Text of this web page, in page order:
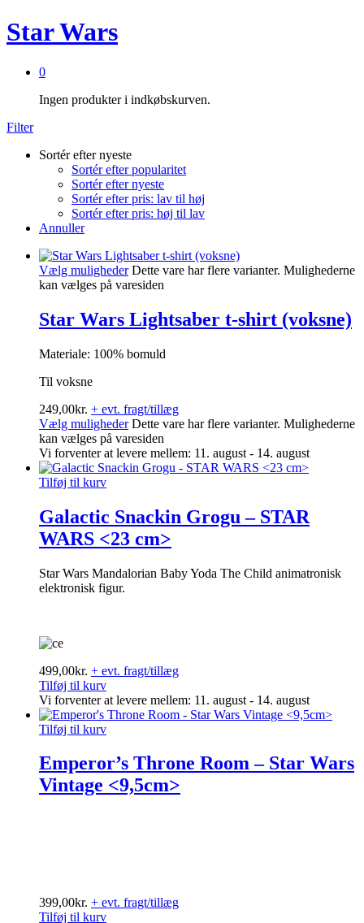
Star Wars
0
Ingen produkter i indkøbskurven.
Filter
Sortér efter nyeste
Sortér efter popularitet
Sortér efter nyeste
Sortér efter pris: lav til høj
Sortér efter pris: høj til lav
Annuller
Vælg muligheder Dette vare har flere varianter. Mulighederne
kan vælges på varesiden
Star Wars Lightsaber t-shirt (voksne)
Materiale: 100% bomuld
Til voksne
249,00kr. + evt. fragt/tillæg
Vælg muligheder Dette vare har flere varianter. Mulighederne
kan vælges på varesiden
Vi forventer at levere mellem: 11. august - 14. august
Tilføj til kurv
Galactic Snackin Grogu – STAR
WARS <23 cm>
Star Wars Mandalorian Baby Yoda The Child animatronisk
elektronisk figur.
499,00kr. + evt. fragt/tillæg
Tilføj til kurv
Vi forventer at levere mellem: 11. august - 14. august
Tilføj til kurv
Emperor’s Throne Room – Star Wars
Vintage <9,5cm>
399,00kr. + evt. fragt/tillæg
Tilføj til kurv